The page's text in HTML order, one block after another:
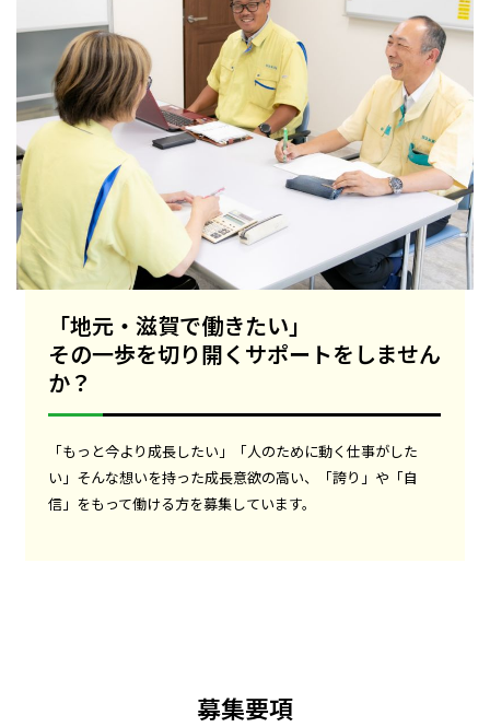
「地元・滋賀で働きたい」
その一歩を切り開くサポートをしません
か？
「もっと今より成長したい」「人のために動く仕事がした
い」 そんな想いを持った成長意欲の高い、 「誇り」や「自
信」をもって働ける方を募集しています。
募集要項